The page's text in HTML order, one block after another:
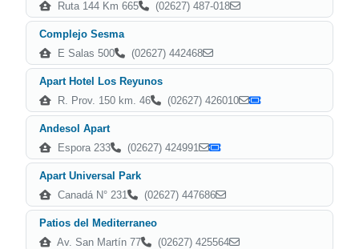
Ruta 144 Km 665
(02627) 487-018
Complejo Sesma
E Salas 500
(02627) 442468
Apart Hotel Los Reyunos
R. Prov. 150 km. 46
(02627) 426010
Andesol Apart
Espora 233
(02627) 424991
Apart Universal Park
Canadá N° 231
(02627) 447686
Patios del Mediterraneo
Av. San Martín 77
(02627) 425564